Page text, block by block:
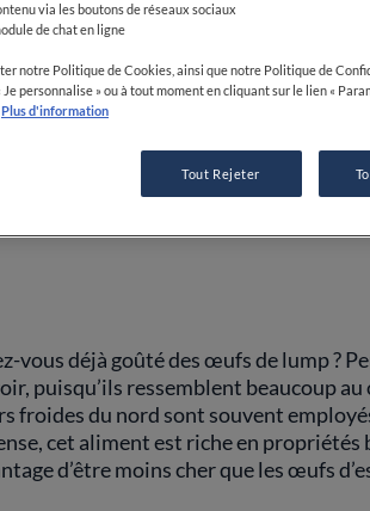
RÉDACTION
vous déjà goûté des œufs de lump ?
puisqu’ils ressemblent beaucoup
froides du nord sont souvent
cet aliment est riche en propriétés
d’être moins cher que les œufs
via les boutons de réseaux sociaux
de chat en ligne
notre Politique de Cookies, ainsi que notre Politique de
personnalise » ou à tout moment en cliquant sur le lien «
Plus d'information
Tout Rejeter